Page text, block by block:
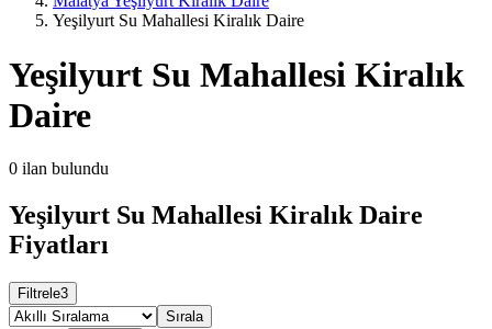
Yeşilyurt Su Mahallesi Kiralık Daire
Yeşilyurt Su Mahallesi Kiralık
Daire
0 ilan bulundu
Yeşilyurt Su Mahallesi Kiralık Daire
Fiyatları
Filtrele3
Sırala